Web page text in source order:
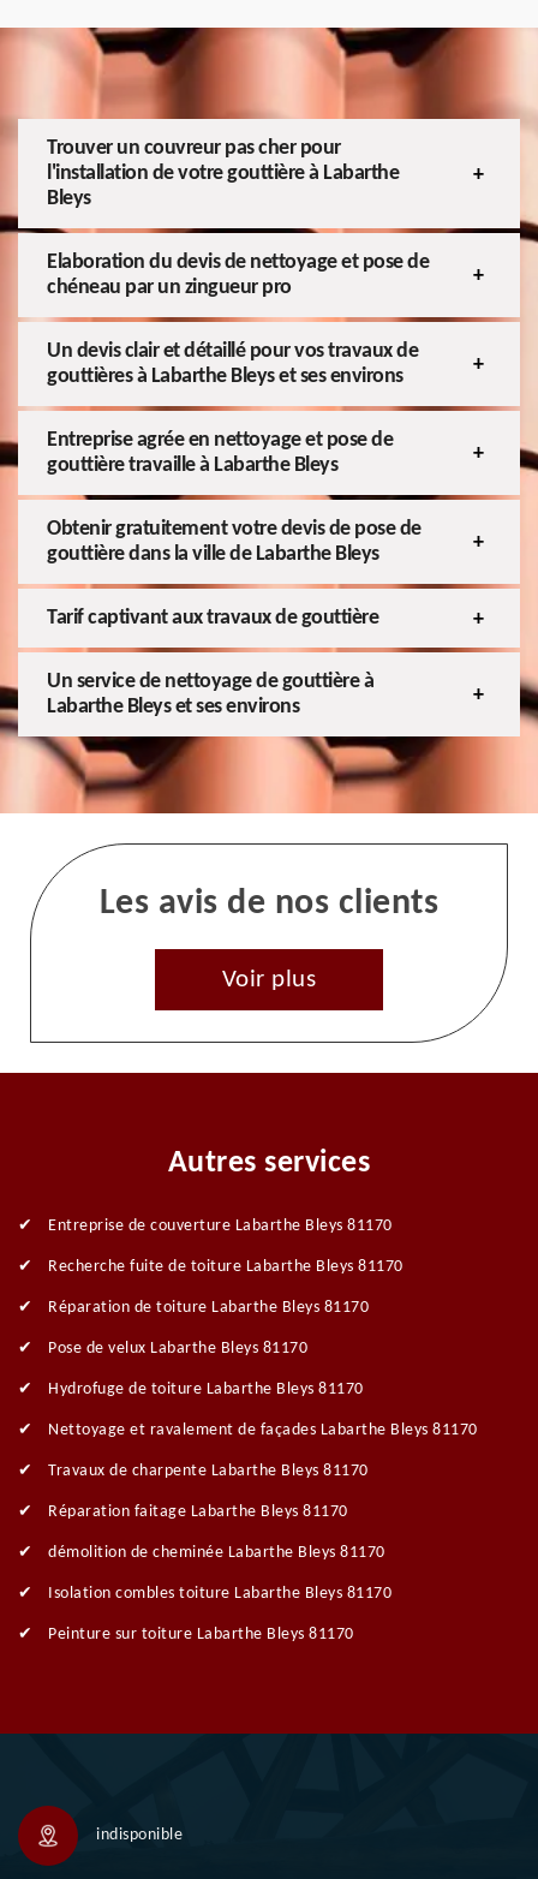
Trouver un couvreur pas cher pour
l'installation de votre gouttière à Labarthe
Bleys
Elaboration du devis de nettoyage et pose de
chéneau par un zingueur pro
Un devis clair et détaillé pour vos travaux de
gouttières à Labarthe Bleys et ses environs
Entreprise agrée en nettoyage et pose de
gouttière travaille à Labarthe Bleys
Obtenir gratuitement votre devis de pose de
gouttière dans la ville de Labarthe Bleys
Tarif captivant aux travaux de gouttière
Un service de nettoyage de gouttière à
Labarthe Bleys et ses environs
Les avis de nos clients
Voir plus
Autres services
Entreprise de couverture Labarthe Bleys 81170
Recherche fuite de toiture Labarthe Bleys 81170
Réparation de toiture Labarthe Bleys 81170
Pose de velux Labarthe Bleys 81170
Hydrofuge de toiture Labarthe Bleys 81170
Nettoyage et ravalement de façades Labarthe Bleys 81170
Travaux de charpente Labarthe Bleys 81170
Réparation faitage Labarthe Bleys 81170
démolition de cheminée Labarthe Bleys 81170
Isolation combles toiture Labarthe Bleys 81170
Peinture sur toiture Labarthe Bleys 81170
indisponible